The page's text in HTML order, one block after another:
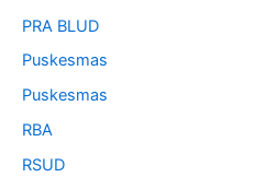
PRA BLUD
Puskesmas
Puskesmas
RBA
RSUD